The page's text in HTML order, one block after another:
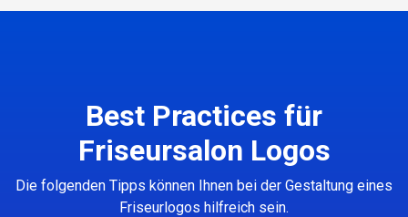
Best Practices für
Friseursalon Logos
Die folgenden Tipps können Ihnen bei der Gestaltung eines
Friseurlogos hilfreich sein.